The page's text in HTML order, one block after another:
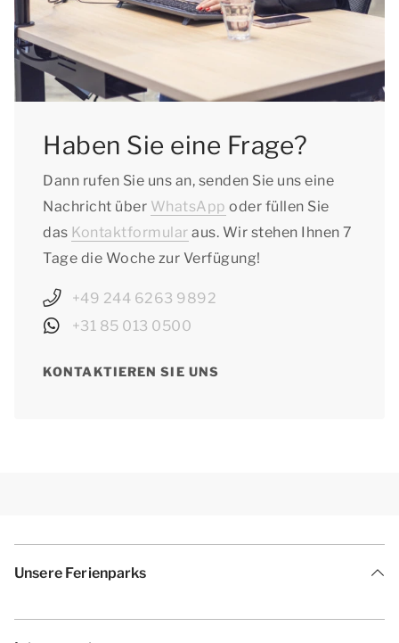
Haben Sie eine Frage?
Dann rufen Sie uns an, senden Sie uns eine
Nachricht über WhatsApp oder füllen Sie
das Kontaktformular aus. Wir stehen Ihnen 7
Tage die Woche zur Verfügung!
+49 244 6263 9892
+31 85 013 0500
KONTAKTIEREN SIE UNS
Unsere Ferienparks